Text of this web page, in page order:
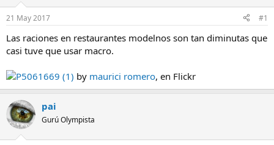
a
d
o
r
e
t
e
m
a
e
i
n
c
o
21 May 2017 #1
Las raciones en restaurantes modelnos son tan diminutas que
casi tuve que usar macro.
P5061669 (1) by maurici romero, en Flickr
pai
Gurú Olympista